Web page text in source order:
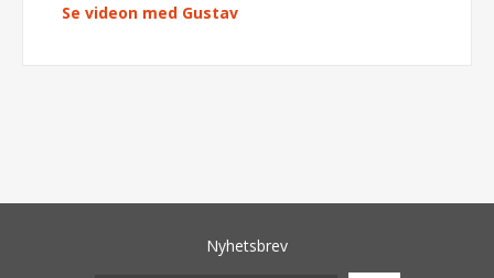
Se videon med Gustav
Nyhetsbrev